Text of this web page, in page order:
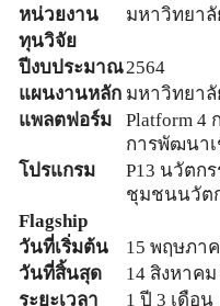
หน่วยงาน
มหาวิทยา
ทุนวิจัย
ปีงบประมาณ2564
แผนงานหลัก มหาวิทยา
แพลตฟอร์ม
Platform 4
การพัฒนา
โปรแกรม
P13 นวัตก
ชุมชนนวัต
Flagship
วันที่เริ่มต้น
15 พฤษภา
วันที่สิ้นสุด
14 สิงหาคม
ระยะเวลา
1 ปี 3 เดือน